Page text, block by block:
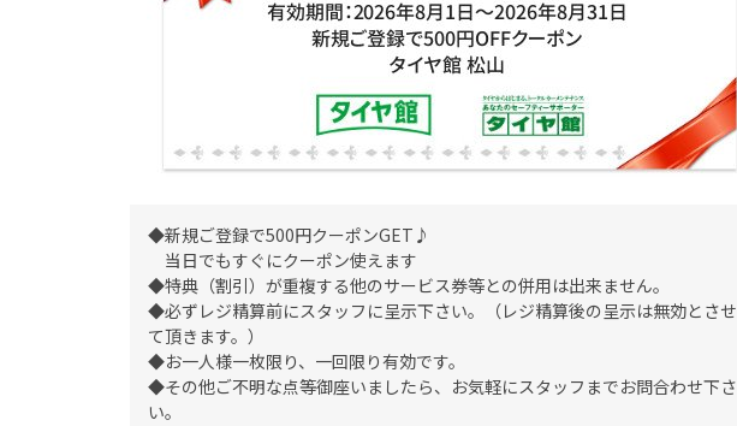
◆新規ご登録で500円クーポンGET♪
当日でもすぐにクーポン使えます
◆特典（割引）が重複する他のサービス券等との併用は出来ません。
◆必ずレジ精算前にスタッフに呈示下さい。（レジ精算後の呈示は無効とさせ
て頂きます。）
◆お一人様一枚限り、一回限り有効です。
◆その他ご不明な点等御座いましたら、お気軽にスタッフまでお問合わせ下さ
い。